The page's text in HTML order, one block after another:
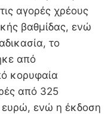
αγορές χρέους
βαθμίδας, ενώ
το
από
κορυφαία
από 325
ευρώ, ενώ η έκδοση